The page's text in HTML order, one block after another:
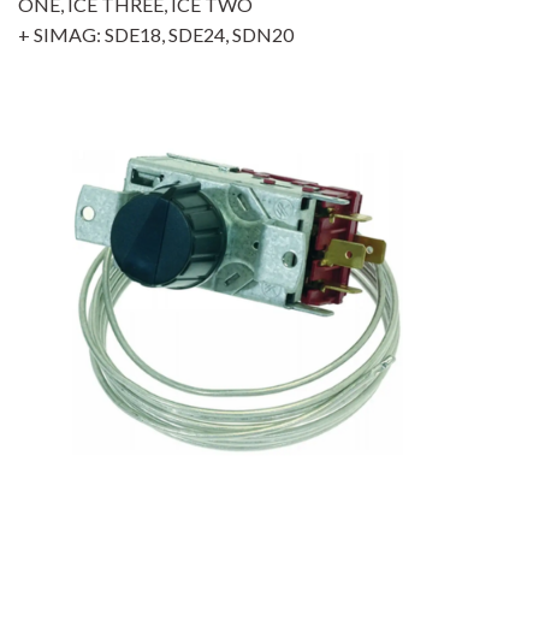
+ SIMAG: SDE18, SDE24, SDN20